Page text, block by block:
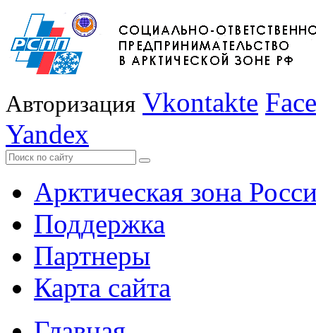
Авторизация Vkontakte
Yandex
Арктическая зона
Поддержка
Партнеры
Карта сайта